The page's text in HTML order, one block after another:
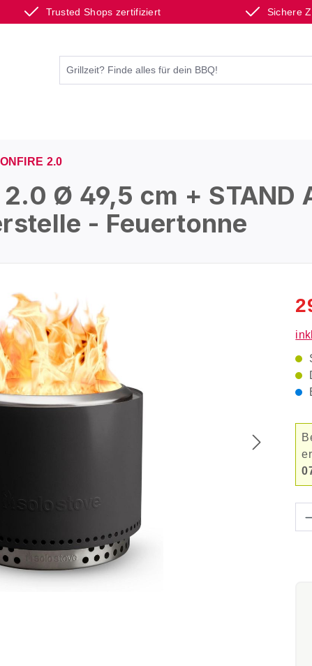
Trusted Shops zertifiziert Sichere
2.0
2.0 Ø 49,5 cm +
- Feuertonne